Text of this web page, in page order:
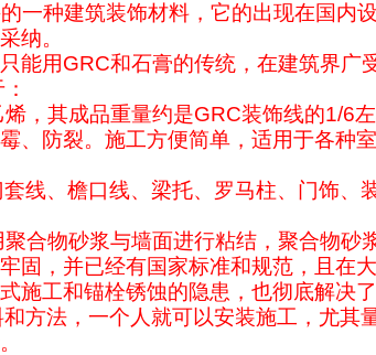
一种建筑装饰材料，它的出现在国内
纳。
能用GRC和石膏的传统，在建筑界广
，其成品重量约是GRC装饰线的1/6
、防裂。施工方便简单，适用于各种
线、檐口线、梁托、罗马柱、门饰、
合物砂浆与墙面进行粘结，聚合物砂
固，并已经有国家标准和规范，且在
施工和锚栓锈蚀的隐患，也彻底解决
方法，一个人就可以安装施工，尤其